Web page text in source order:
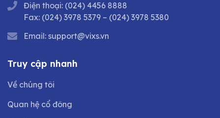
Điện thoại: (024) 4456 8888
Fax: (024) 3978 5379 – (024) 3978 5380
Email: support@vixs.vn
Truy cập nhanh
Về chúng tôi
Quan hệ cổ đông